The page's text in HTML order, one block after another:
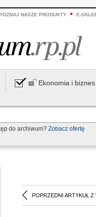
NASZE PRODUKTY E-
Ekonomia i biznes
do archiwum? Zobacz ofertę
POPRZEDNI ARTYKUŁ Z